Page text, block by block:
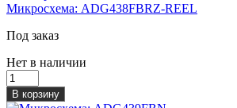
Микросхема: ADG438FBRZ-REEL
Под заказ
Нет в наличии
В корзину